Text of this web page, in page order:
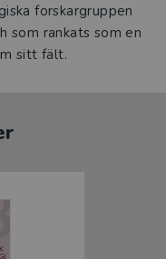
forskargruppen
som rankats som en
sitt fält.